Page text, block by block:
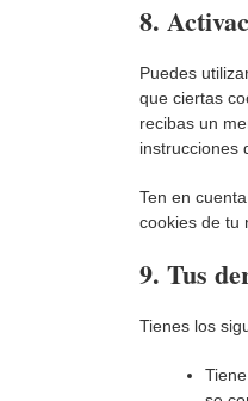
8.
Puedes
que ciertas
recibas un
instrucciones
Ten en
cookies de tu
9. Tus
Tienes los